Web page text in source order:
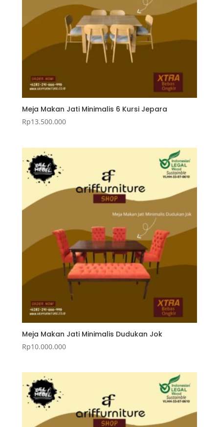
Meja Makan Jati Minimalis 6 Kursi Jepara
Rp13.500.000
Meja Makan Jati Minimalis Dudukan Jok
Rp10.000.000